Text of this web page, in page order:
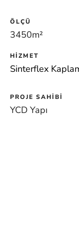
ÖLÇÜ
3450m²
HIZMET
Sinterflex
PROJE SAHIBI
YCD Yapı